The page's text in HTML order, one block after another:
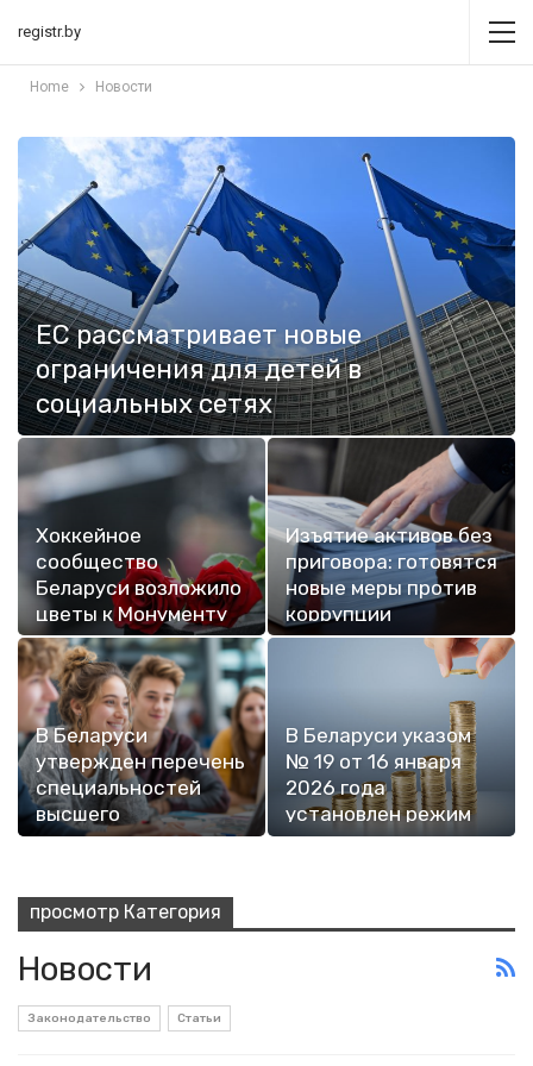
registr.by
Home Новости
ЕС рассматривает новые
ограничения для детей в
социальных сетях
Хоккейное
сообщество
Беларуси возложило
цветы к Монументу
Победы в…
Изъятие активов без
приговора: готовятся
новые меры против
коррупции
В Беларуси
утвержден перечень
специальностей
высшего
образования для…
В Беларуси указом
№ 19 от 16 января
2026 года
установлен режим
работы…
просмотр Категория
Новости
Законодательство Статьи